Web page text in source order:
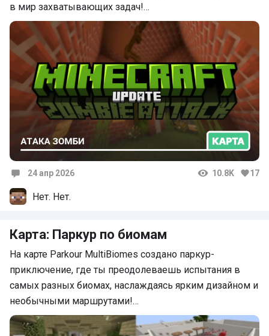
в мир захватывающих задач!…
24 апр 2026 10.8K 17
Нет. Нет.
Карта: Паркур по биомам
На карте Parkour MultiBiomes создано паркур-
приключение, где ты преодолеваешь испытания в
самых разных биомах, наслаждаясь ярким дизайном и
необычными маршрутами!…